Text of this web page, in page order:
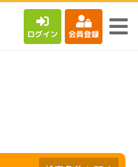
ログイン 会員登録